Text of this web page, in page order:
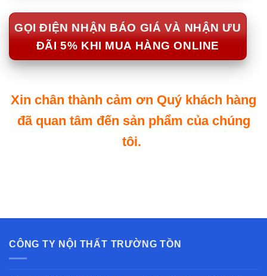
GỌI ĐIỆN NHẬN BÁO GIÁ VÀ NHẬN ƯU
ĐÃI 5% KHI MUA HÀNG ONLINE
Xin chân thành cảm ơn Quý khách hàng
đã quan tâm đến sản phẩm của chúng
tôi.
CÔNG TY NỘI THẤT TRƯỜNG TỒN